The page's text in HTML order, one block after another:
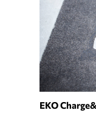
EKO